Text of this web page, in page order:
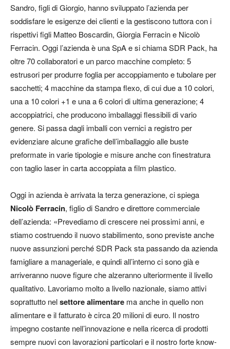
Sandro, figli di Giorgio, hanno sviluppato l’azienda per
soddisfare le esigenze dei clienti e la gestiscono tuttora con i
rispettivi figli Matteo Boscardin, Giorgia Ferracin e Nicolò
Ferracin. Oggi l’azienda è una SpA e si chiama SDR Pack, ha
oltre 70 collaboratori e un parco macchine completo: 5
estrusori per produrre foglia per accoppiamento e tubolare per
sacchetti; 4 macchine da stampa flexo, di cui due a 10 colori,
una a 10 colori +1 e una a 6 colori di ultima generazione; 4
accoppiatrici, che producono imballaggi flessibili di vario
genere. Si passa dagli imballi con vernici a registro per
evidenziare alcune grafiche dell’imballaggio alle buste
preformate in varie tipologie e misure anche con finestratura
con taglio laser in carta accoppiata a film plastico.
Oggi in azienda è arrivata la terza generazione, ci spiega
Nicolò Ferracin, figlio di Sandro e direttore commerciale
dell’azienda: «Prevediamo di crescere nei prossimi anni, e
stiamo costruendo il nuovo stabilimento, sono previste anche
nuove assunzioni perché SDR Pack sta passando da azienda
famigliare a manageriale, e quindi all’interno ci sono già e
arriveranno nuove figure che alzeranno ulteriormente il livello
qualitativo. Lavoriamo molto a livello nazionale, siamo attivi
soprattutto nelsettore alimentare ma anche in quello non
alimentare e il fatturato è circa 20 milioni di euro. Il nostro
impegno costante nell’innovazione e nella ricerca di prodotti
sempre nuovi con lavorazioni particolari e il nostro forte know-